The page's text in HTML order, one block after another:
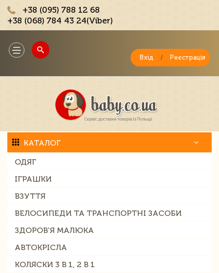
+38 (095) 788 12 68
+38 (068) 784 43 24(Viber)
Toggle
navigation
Вхід / Реєстрація
КАТАЛОГ
ОДЯГ
ІГРАШКИ
ВЗУТТЯ
ВЕЛОСИПЕДИ ТА ТРАНСПОРТНІ ЗАСОБИ
ЗДОРОВ'Я МАЛЮКА
АВТОКРІСЛА
КОЛЯСКИ 3 В 1, 2 В 1